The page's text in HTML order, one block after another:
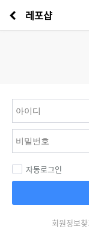
레포샵
자동로그인
회원정보